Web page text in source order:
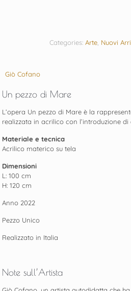
Categories: Arte Nuovi
Giò Cofano
Un pezzo di Mare
L’opera Un pezzo di Mare è la
realizzata in acrilico con l’introduzione di
Materiale e tecnica
Acrilico materico su tela
Dimensioni
L: 100 cm
H: 120 cm
Anno 2022
Pezzo Unico
Realizzato in Italia
Note sull’Artista